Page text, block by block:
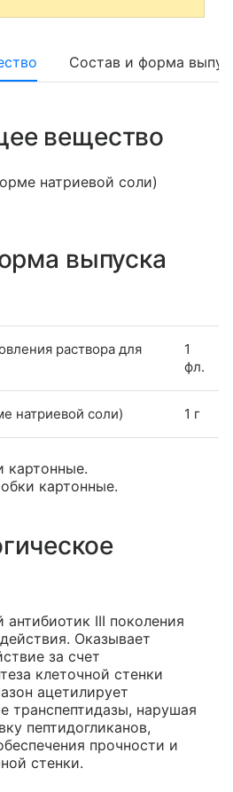
Состав и форма
вещество
натриевой соли)
выпуска
раствора для
1
фл.
натриевой соли) 1 г
картонные.
картонные.
III поколения
Оказывает
за счет
клеточной стенки
ацетилирует
транспептидазы, нарушая
пептидогликанов,
прочности и
стенки.